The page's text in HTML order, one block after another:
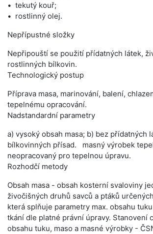
tekutý kouř;
rostlinný olej.
Nepřípustné složky
Nepřipouští se použití přídatných látek,
rostlinných bílkovin.
Technologický postup
Příprava masa, marinování, balení,
tepelnému opracování.
Nadstandardní parametry
a) vysoký obsah masa; b) bez přídatných
bílkovinných přísad. masný výrobek
neopracovaný pro tepelnou úpravu.
Rozhodčí metody
Obsah masa - obsah kosterní svaloviny
živočišných druhů savců a ptáků
která splňuje parametry max. obsahu
tkání dle platné právní úpravy. Stanovení
obsahu tuku, maso a masné výrobky -